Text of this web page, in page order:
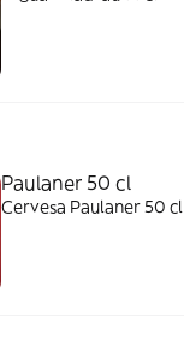
Paulaner 50 cl
Cervesa Paulaner 50 cl